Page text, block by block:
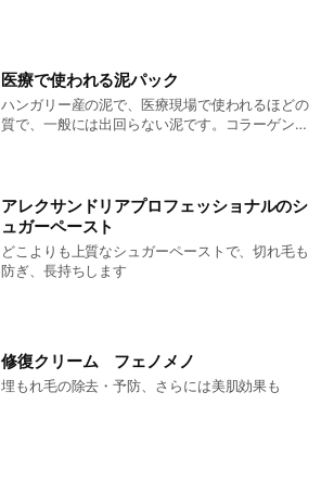
医療で使われる泥パック
ハンガリー産の泥で、医療現場で使われるほどの
質で、一般には出回らない泥です。コラーゲンた
アレクサンドリアプロフェッショナルのシ
ュガーペースト
どこよりも上質なシュガーペーストで、切れ毛も
防ぎ、長持ちします
修復クリーム フェノメノ
埋もれ毛の除去・予防、さらには美肌効果も